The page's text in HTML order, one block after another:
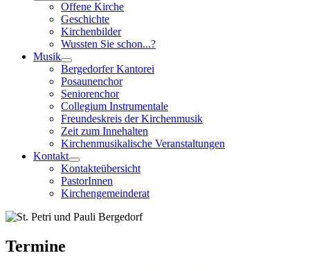
Offene Kirche
Geschichte
Kirchenbilder
Wussten Sie schon...?
Musik
Bergedorfer Kantorei
Posaunenchor
Seniorenchor
Collegium Instrumentale
Freundeskreis der Kirchenmusik
Zeit zum Innehalten
Kirchenmusikalische Veranstaltungen
Kontakt
Kontakteübersicht
PastorInnen
Kirchengemeinderat
Termine